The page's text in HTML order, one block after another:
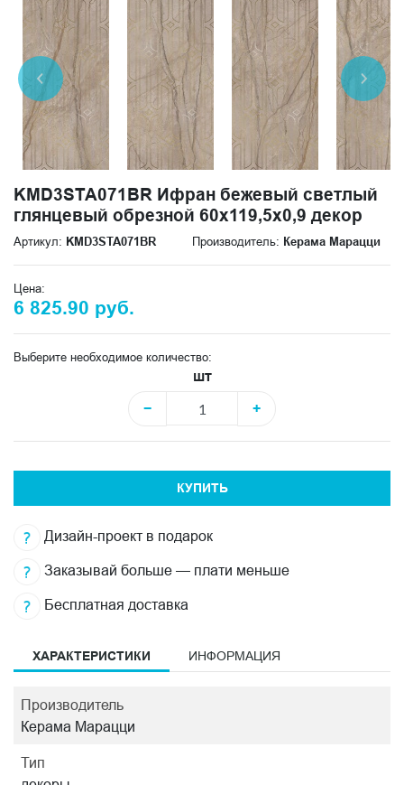
KMD3STA071BR Ифран бежевый светлый
глянцевый обрезной 60x119,5x0,9 декор
Артикул: KMD3STA071BR Производитель: Керама Марацци
Цена:
6 825.90 руб.
Выберите необходимое количество:
шт
−
+
КУПИТЬ
Дизайн-проект в подарок
Заказывай больше — плати меньше
Бесплатная доставка
ХАРАКТЕРИСТИКИ ИНФОРМАЦИЯ
Производитель
Керама Марацци
Тип